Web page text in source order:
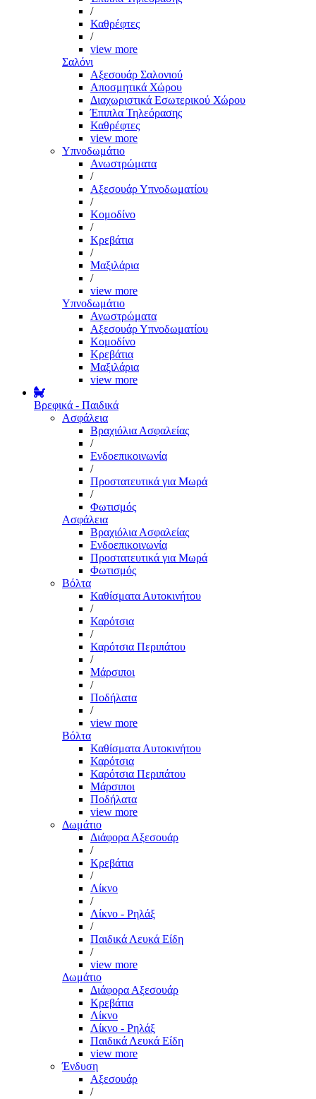
/
Καθρέφτες
/
view more
Σαλόνι
Αξεσουάρ Σαλονιού
Αποσμητικά Χώρου
Διαχωριστικά Εσωτερικού Χώρου
Έπιπλα Τηλεόρασης
Καθρέφτες
view more
Υπνοδωμάτιο
Ανωστρώματα
/
Αξεσουάρ Υπνοδωματίου
/
Κομοδίνο
/
Κρεβάτια
/
Μαξιλάρια
/
view more
Υπνοδωμάτιο
Ανωστρώματα
Αξεσουάρ Υπνοδωματίου
Κομοδίνο
Κρεβάτια
Μαξιλάρια
view more
Βρεφικά - Παιδικά
Ασφάλεια
Βραχιόλια Ασφαλείας
/
Ενδοεπικοινωνία
/
Προστατευτικά για Μωρά
/
Φωτισμός
Ασφάλεια
Βραχιόλια Ασφαλείας
Ενδοεπικοινωνία
Προστατευτικά για Μωρά
Φωτισμός
Βόλτα
Καθίσματα Αυτοκινήτου
/
Καρότσια
/
Καρότσια Περιπάτου
/
Μάρσιποι
/
Ποδήλατα
/
view more
Βόλτα
Καθίσματα Αυτοκινήτου
Καρότσια
Καρότσια Περιπάτου
Μάρσιποι
Ποδήλατα
view more
Δωμάτιο
Διάφορα Αξεσουάρ
/
Κρεβάτια
/
Λίκνο
/
Λίκνο - Ρηλάξ
/
Παιδικά Λευκά Είδη
/
view more
Δωμάτιο
Διάφορα Αξεσουάρ
Κρεβάτια
Λίκνο
Λίκνο - Ρηλάξ
Παιδικά Λευκά Είδη
view more
Ένδυση
Αξεσουάρ
/